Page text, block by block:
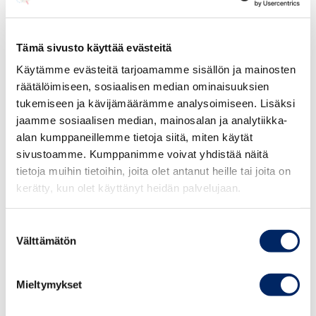
Tämä sivusto käyttää evästeitä
Käytämme evästeitä tarjoamamme sisällön ja mainosten
räätälöimiseen, sosiaalisen median ominaisuuksien
tukemiseen ja kävijämäärämme analysoimiseen. Lisäksi
jaamme sosiaalisen median, mainosalan ja analytiikka-
alan kumppaneillemme tietoja siitä, miten käytät
sivustoamme. Kumppanimme voivat yhdistää näitä
tietoja muihin tietoihin, joita olet antanut heille tai joita on
kerätty, kun olet käyttänyt heidän palvelujaan.
valinta
Välttämätön
Mieltymykset
aiheutuneen vahingon lieventämiseksi. Myös
vastuun aste, ottaen huomioon toteutettu
tietosuoja sekä käsittelyn turvallisuuden
edellyttämät tekniset ja organisatoriset
toimenpiteet, voivat vaikuttaa päätökseen. Lisäksi
mahdolliset aiemmat vastaavat rikkomukset,
yhteistyön aste valvontaviranomaisen kanssa
tilanteen korjaamiseksi ja se, miten rikkomus tuli
valvontaviranomaisen tietoon voidaan ottaa
huomioon. Myös rikkomisesta saatu taloudellinen
Seuraamusmaksusta voi valittaa hallinto-oikeuteen